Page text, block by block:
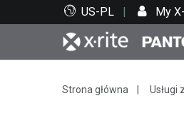
US-PL My
Top produkty
Druk i
Wsparcie
Zasoby
Strona główna Usługi